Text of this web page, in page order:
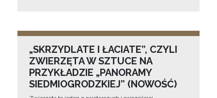
„SKRZYDLATE I ŁACIATE”, CZYLI
ZWIERZĘTA W SZTUCE NA
PRZYKŁADZIE „PANORAMY
SIEDMIOGRODZKIEJ” (NOWOŚĆ)